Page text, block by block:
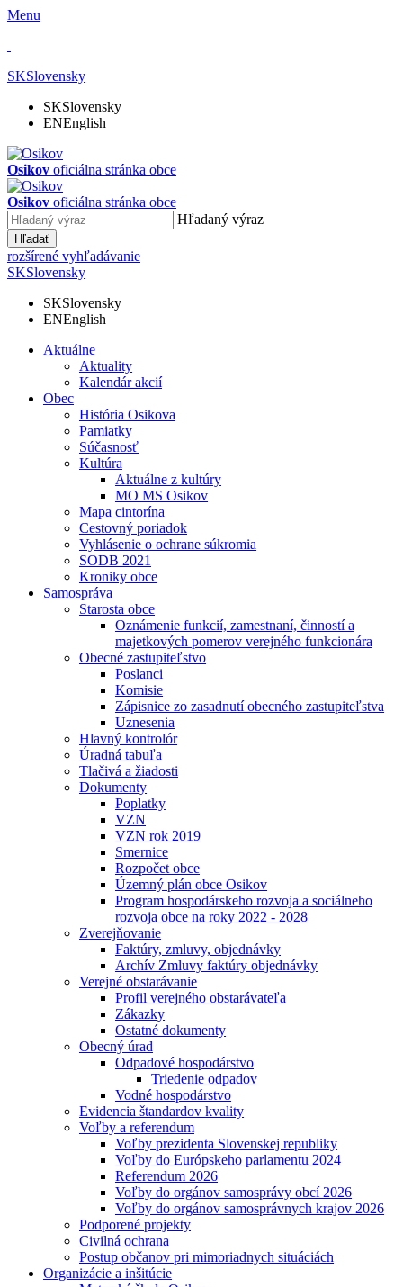
Menu
SKSlovensky
SKSlovensky
ENEnglish
Osikov oficiálna stránka obce
Osikov oficiálna stránka obce
Hľadaný výraz
Hľadať
rozšírené vyhľadávanie
SKSlovensky
SKSlovensky
ENEnglish
Aktuálne
Aktuality
Kalendár akcií
Obec
História Osikova
Pamiatky
Súčasnosť
Kultúra
Aktuálne z kultúry
MO MS Osikov
Mapa cintorína
Cestovný poriadok
Vyhlásenie o ochrane súkromia
SODB 2021
Kroniky obce
Samospráva
Starosta obce
Oznámenie funkcií, zamestnaní, činností a
majetkových pomerov verejného funkcionára
Obecné zastupiteľstvo
Poslanci
Komisie
Zápisnice zo zasadnutí obecného zastupiteľstva
Uznesenia
Hlavný kontrolór
Úradná tabuľa
Tlačivá a žiadosti
Dokumenty
Poplatky
VZN
VZN rok 2019
Smernice
Rozpočet obce
Územný plán obce Osikov
Program hospodárskeho rozvoja a sociálneho
rozvoja obce na roky 2022 - 2028
Zverejňovanie
Faktúry, zmluvy, objednávky
Archív Zmluvy faktúry objednávky
Verejné obstarávanie
Profil verejného obstarávateľa
Zákazky
Ostatné dokumenty
Obecný úrad
Odpadové hospodárstvo
Triedenie odpadov
Vodné hospodárstvo
Evidencia štandardov kvality
Voľby a referendum
Voľby prezidenta Slovenskej republiky
Voľby do Európskeho parlamentu 2024
Referendum 2026
Voľby do orgánov samosprávy obcí 2026
Voľby do orgánov samosprávnych krajov 2026
Podporené projekty
Civilná ochrana
Postup občanov pri mimoriadnych situáciách
Organizácie a inšitúcie